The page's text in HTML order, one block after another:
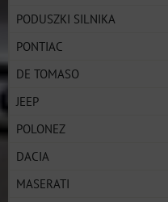
PODUSZKI SILNIKA
PONTIAC
DE TOMASO
JEEP
POLONEZ
DACIA
MASERATI